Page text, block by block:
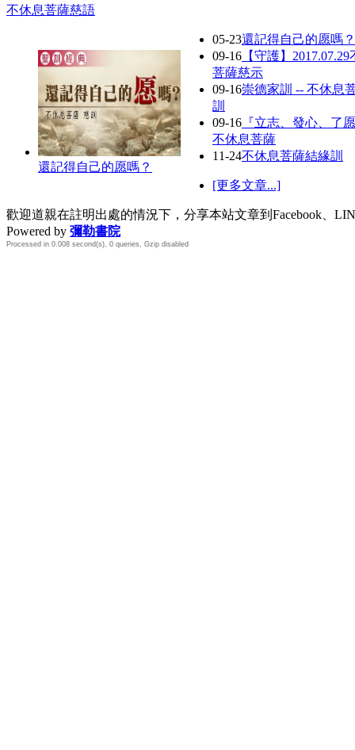
不休息菩薩慈語
還記得自己的愿嗎？
05-23還記得自己的愿嗎？
09-16 【守護】
菩薩慈示
09-16崇德家訓 -- 不休息
訓
09-16 『立志、發心、了
不休息菩薩
11-24不休息菩薩結緣訓
[更多文章...]
歡迎道親在註明出處的情況下，分享本站文章到Facebook、
Powered by 彌勒書院
Processed in 0.008 second(s), 0 queries, Gzip disabled